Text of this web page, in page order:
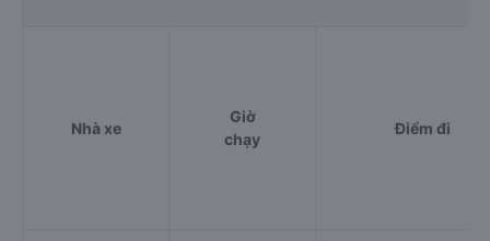
Nhà xe
Giờ
chạy
Điểm đi